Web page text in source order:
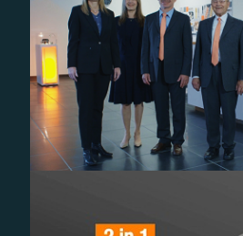
EMUGE-FRANKEN